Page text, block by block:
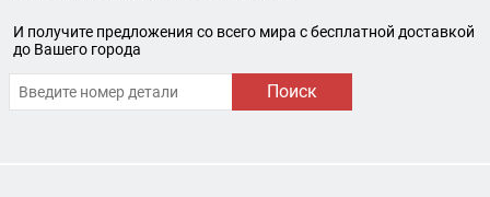
И получите предложения со всего мира с бесплатной доставкой
до Вашего города
Поиск